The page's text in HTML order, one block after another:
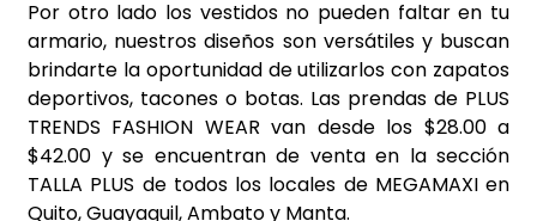
Por otro lado los vestidos no pueden faltar en tu
armario, nuestros diseños son versátiles y buscan
brindarte la oportunidad de utilizarlos con zapatos
deportivos, tacones o botas. Las prendas de PLUS
TRENDS FASHION WEAR van desde los $28.00 a
$42.00 y se encuentran de venta en la sección
TALLA PLUS de todos los locales de MEGAMAXI en
Quito, Guayaquil, Ambato y Manta.